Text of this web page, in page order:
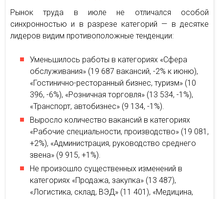
Рынок труда в июле не отличался особой
синхронностью и в разрезе категорий — в десятке
лидеров видим противоположные тенденции:
Уменьшилось работы в категориях «Сфера
обслуживания» (19 687 вакансий, -2% к июню),
«Гостинично-ресторанный бизнес, туризм» (10
396, -6%), «Розничная торговля» (13 534, -1%),
«Транспорт, автобизнес» (9 134, -1%).
Выросло количество вакансий в категориях
«Рабочие специальности, производство» (19 081,
+2%), «Администрация, руководство среднего
звена» (9 915, +1%).
Не произошло существенных изменений в
категориях «Продажа, закупка» (13 487),
«Логистика, склад, ВЭД» (11 401), «Медицина,